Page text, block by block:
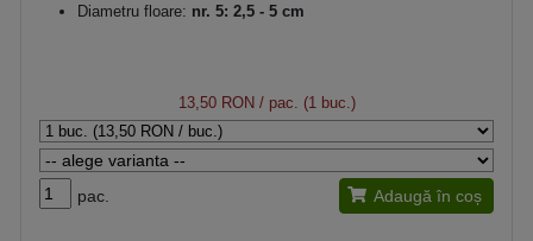
Diametru floare: nr. 5: 2,5 - 5 cm
13,50 RON / pac. (1 buc.)
pac. Adaugă în coș